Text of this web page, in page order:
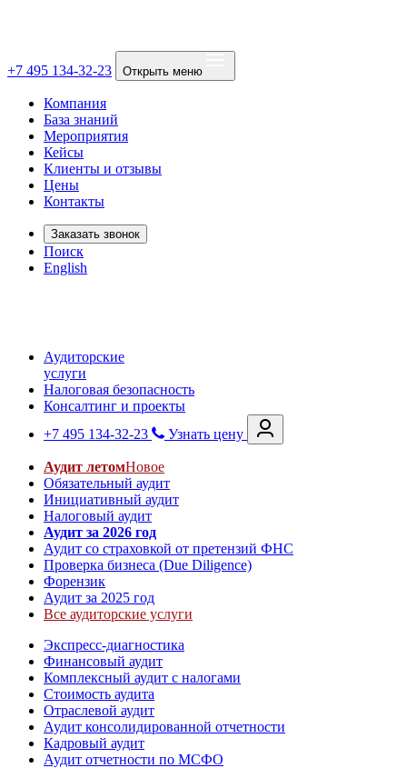
+7 495 134-32-23 Открыть меню
Компания
База знаний
Мероприятия
Кейсы
Клиенты и отзывы
Цены
Контакты
Заказать звонок
Поиск
English
Аудиторские
услуги
Налоговая безопасность
Консалтинг и проекты
+7 495 134-32-23
Узнать цену
Аудит летомНовое
Обязательный аудит
Инициативный аудит
Налоговый аудит
Аудит за 2026 год
Аудит со страховкой от претензий ФНС
Проверка бизнеса (Due Diligence)
Форензик
Аудит за 2025 год
Все аудиторские услуги
Экспресс-диагностика
Финансовый аудит
Комплексный аудит с налогами
Стоимость аудита
Отраслевой аудит
Аудит консолидированной отчетности
Кадровый аудит
Аудит отчетности по МСФО